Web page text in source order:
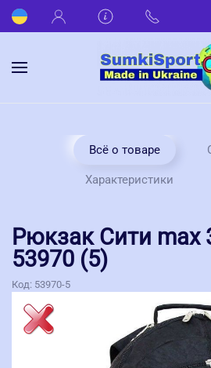
Всё о товаре
Характеристики
Рюкзак Сити max
53970 (5)
Код: 53970-5